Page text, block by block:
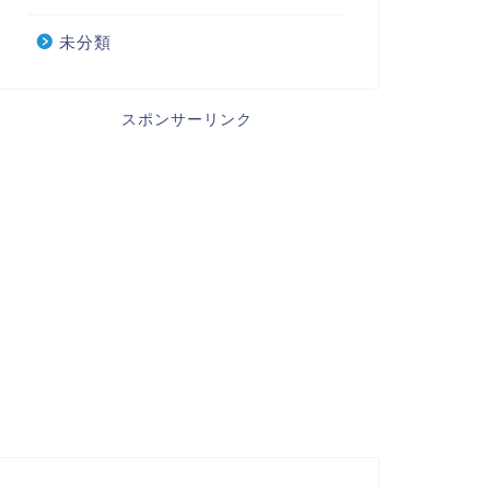
未分類
スポンサーリンク